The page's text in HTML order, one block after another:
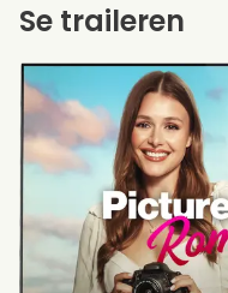
Se traileren